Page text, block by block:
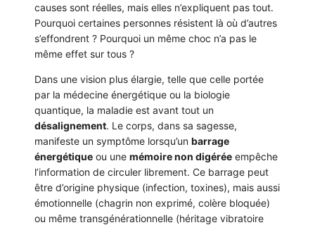
causes sont réelles, mais elles n’expliquent pas tout.
Pourquoi certaines personnes résistent là où d’autres
s’effondrent ? Pourquoi un même choc n’a pas le
même effet sur tous ?
Dans une vision plus élargie, telle que celle portée
par la médecine énergétique ou la biologie
quantique, la maladie est avant tout un
désalignement. Le corps, dans sa sagesse,
manifeste un symptôme lorsqu’unbarrage
énergétique ou unemémoire non digérée empêche
l’information de circuler librement. Ce barrage peut
être d’origine physique (infection, toxines), mais aussi
émotionnelle (chagrin non exprimé, colère bloquée)
ou même transgénérationnelle (héritage vibratoire